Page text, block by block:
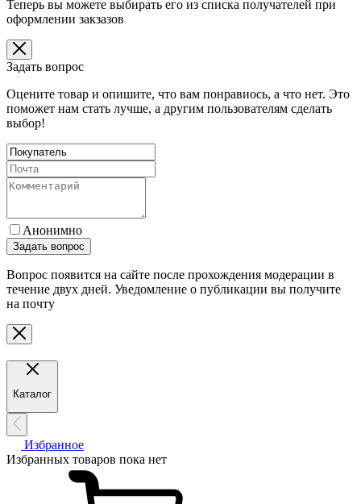
Теперь вы можете выбирать его из списка получателей при
оформлении закзазов
Задать вопрос
Оцените товар и опишите, что вам понравиось, а что нет. Это
поможет нам стать лучше, а другим пользователям сделать
выбор!
Анонимно
Задать вопрос
Вопрос появится на сайте после прохождения модерации в
течение двух дней. Уведомление о публикации вы получите
на почту
Каталог
Избранное
Избранных товаров пока нет